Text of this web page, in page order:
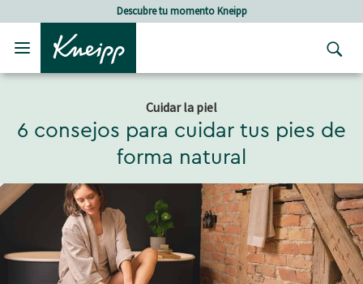
Skip to main content
Skip to footer contentDescubre tu momento Kneipp
Cuidar la piel
6 consejos para cuidar tus pies de
forma natural